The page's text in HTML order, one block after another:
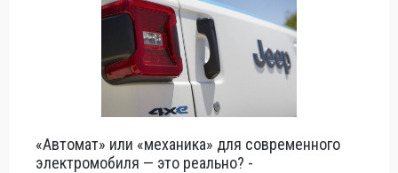
«Автомат» или «механика» для современного
электромобиля — это реально? -